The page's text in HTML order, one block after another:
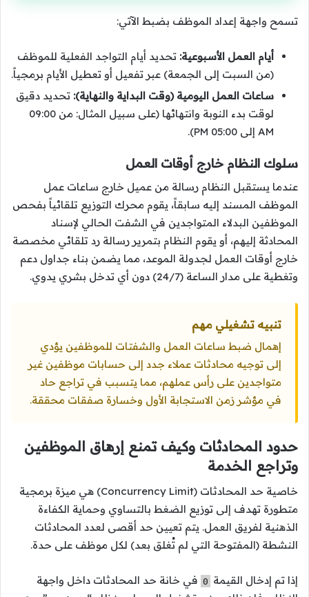
تسمح واجهة إعداد الموظف بضبط الآتي:
أيام العمل الأسبوعية: تحديد أيام التواجد الفعلية للموظف
(من السبت إلى الجمعة) عبر تفعيل أو تعطيل الأيام برمجياً.
ساعات العمل اليومية (وقت البداية والنهاية): تحديد دقيق
لوقت بدء النوبة وانتهائها (على سبيل المثال: من 09:00
AM إلى 05:00 PM).
سلوك النظام خارج أوقات العمل
عندما يستقبل النظام رسالة من عميل خارج ساعات عمل
الموظف المسند إليه سابقاً، يقوم محرك التوزيع تلقائياً بفحص
الموظفين البدلاء المتواجدين في الشفت الحالي لإسناد
المحادثة إليهم، أو يقوم النظام بتمرير رسالة رد تلقائي مخصصة
خارج أوقات العمل لجدولة الموعد، مما يضمن بناء جداول دعم
وتغطية على مدار الساعة (24/7) دون أي تدخل بشري يدوي.
تنبيه تشغيلي مهم
إهمال ضبط ساعات العمل والشفتات للموظفين يؤدي
إلى توجيه محادثات عملاء جدد إلى حسابات موظفين غير
متواجدين على رأس عملهم، مما يتسبب في تراجع حاد
في مؤشر زمن الاستجابة الأول وخسارة صفقات محققة.
حدود المحادثات وكيف تمنع إرهاق الموظفين
وتراجع الخدمة
خاصية حد المحادثات (Concurrency Limit) هي ميزة برمجية
متطورة تهدف إلى توزيع الضغط بالتساوي وحماية الكفاءة
الذهنية لفريق العمل. يتم تعيين حد أقصى لعدد المحادثات
النشطة (المفتوحة التي لم تُغلق بعد) لكل موظف على حدة.
إذا تم إدخال القيمة 0 في خانة حد المحادثات داخل واجهة